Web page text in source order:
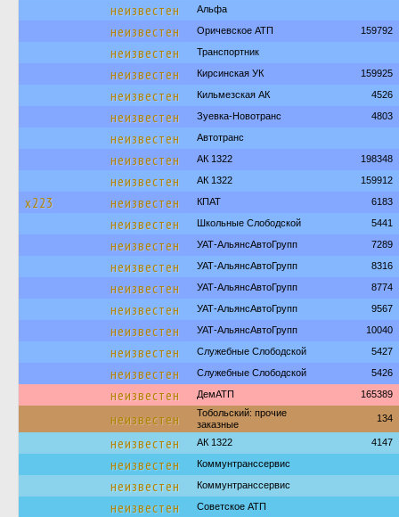
неизвестен Альфа
неизвестен Оричевское АТП 159792
неизвестен Транспортник
неизвестен Кирсинская УК 159925
неизвестен Кильмезская АК 4526
неизвестен Зуевка-Новотранс 4803
неизвестен Автотранс
неизвестен АК 1322 198348
неизвестен АК 1322 159912
х223 неизвестен КПАТ 6183
неизвестен Школьные Слободской 5441
неизвестен УАТ-АльянсАвтоГрупп 7289
неизвестен УАТ-АльянсАвтоГрупп 8316
неизвестен УАТ-АльянсАвтоГрупп 8774
неизвестен УАТ-АльянсАвтоГрупп 9567
неизвестен УАТ-АльянсАвтоГрупп 10040
неизвестен Служебные Слободской 5427
неизвестен Служебные Слободской 5426
неизвестен ДемАТП 165389
неизвестен
Тобольский: прочие
заказные
134
неизвестен АК 1322 4147
неизвестен Коммунтранссервис
неизвестен Коммунтранссервис
неизвестен Советское АТП